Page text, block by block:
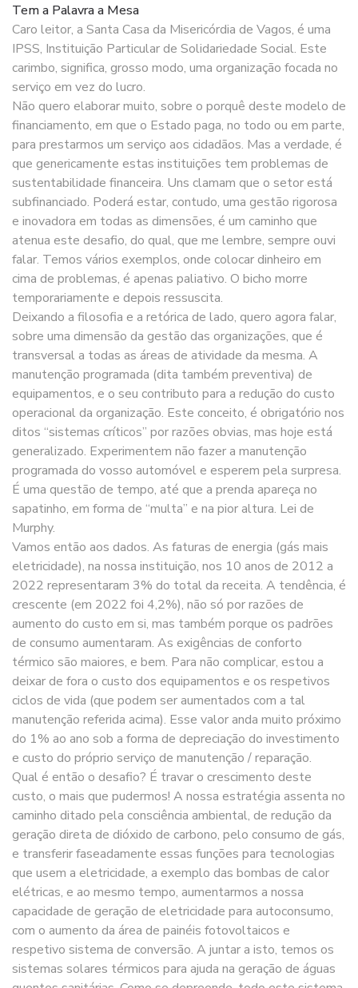
Tem a Palavra a Mesa
Caro leitor, a Santa Casa da Misericórdia de Vagos, é uma
IPSS, Instituição Particular de Solidariedade Social. Este
carimbo, significa, grosso modo, uma organização focada no
serviço em vez do lucro.
Não quero elaborar muito, sobre o porquê deste modelo de
financiamento, em que o Estado paga, no todo ou em parte,
para prestarmos um serviço aos cidadãos. Mas a verdade, é
que genericamente estas instituições tem problemas de
sustentabilidade financeira. Uns clamam que o setor está
subfinanciado. Poderá estar, contudo, uma gestão rigorosa
e inovadora em todas as dimensões, é um caminho que
atenua este desafio, do qual, que me lembre, sempre ouvi
falar. Temos vários exemplos, onde colocar dinheiro em
cima de problemas, é apenas paliativo. O bicho morre
temporariamente e depois ressuscita.
Deixando a filosofia e a retórica de lado, quero agora falar,
sobre uma dimensão da gestão das organizações, que é
transversal a todas as áreas de atividade da mesma. A
manutenção programada (dita também preventiva) de
equipamentos, e o seu contributo para a redução do custo
operacional da organização. Este conceito, é obrigatório nos
ditos “sistemas críticos” por razões obvias, mas hoje está
generalizado. Experimentem não fazer a manutenção
programada do vosso automóvel e esperem pela surpresa.
É uma questão de tempo, até que a prenda apareça no
sapatinho, em forma de “multa” e na pior altura. Lei de
Murphy.
Vamos então aos dados. As faturas de energia (gás mais
eletricidade), na nossa instituição, nos 10 anos de 2012 a
2022 representaram 3% do total da receita. A tendência, é
crescente (em 2022 foi 4,2%), não só por razões de
aumento do custo em si, mas também porque os padrões
de consumo aumentaram. As exigências de conforto
térmico são maiores, e bem. Para não complicar, estou a
deixar de fora o custo dos equipamentos e os respetivos
ciclos de vida (que podem ser aumentados com a tal
manutenção referida acima). Esse valor anda muito próximo
do 1% ao ano sob a forma de depreciação do investimento
e custo do próprio serviço de manutenção / reparação.
Qual é então o desafio? É travar o crescimento deste
custo, o mais que pudermos! A nossa estratégia assenta no
caminho ditado pela consciência ambiental, de redução da
geração direta de dióxido de carbono, pelo consumo de gás,
e transferir faseadamente essas funções para tecnologias
que usem a eletricidade, a exemplo das bombas de calor
elétricas, e ao mesmo tempo, aumentarmos a nossa
capacidade de geração de eletricidade para autoconsumo,
com o aumento da área de painéis fotovoltaicos e
respetivo sistema de conversão. A juntar a isto, temos os
sistemas solares térmicos para ajuda na geração de águas